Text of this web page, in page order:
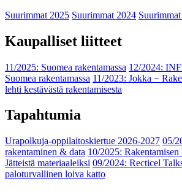
Suurimmat 2025 Suurimmat 2024
Kaupalliset liitteet
11/2025: Suomea rakentamassa 12/2024:
Suomea rakentamassa 11/2023: Jokka −
lehti kestävästä rakentamisesta
Tapahtumia
Urapolkuja-oppilaitoskiertue 2026-2027 05/
rakentaminen & data 10/2025:
Jätteistä materiaaleiksi 09/2024: Recticel
paloturvallinen loiva katto